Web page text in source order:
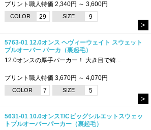
プリント職人特価 2,340円 ～ 3,600円
COLOR 29 SIZE 9
>
5763-01 12.0オンス ヘヴィーウェイト スウェット
プルオーバー パーカ（裏起毛）
12.0オンスの厚手パーカー！ 大き目で綺...
プリント職人特価 3,670円 ～ 4,070円
COLOR 7 SIZE 5
>
5631-01 10.0オンスT/Cビッグシルエットスウェッ
トプルオーバーパーカー（裏起毛）